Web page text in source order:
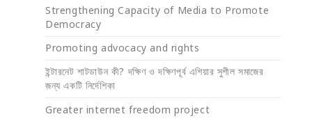
Strengthening Capacity of Media to Promote
Democracy
Promoting advocacy and rights
ইন্টারনেট শাটডাউন কী? দক্ষিণ ও দক্ষিণপূর্ব এশিয়ার সুশীল সমাজের
জন্য একটি নির্দেশিকা
Greater internet freedom project